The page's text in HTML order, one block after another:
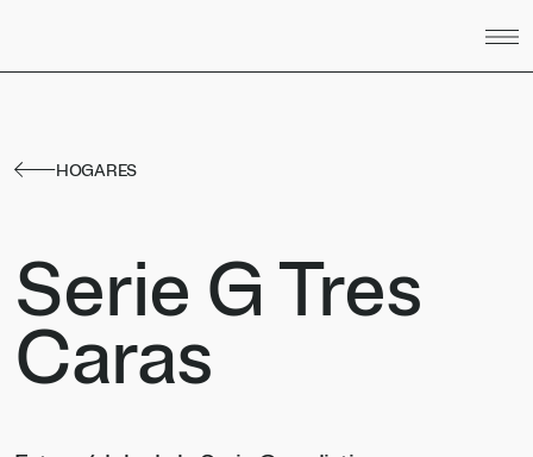
HOGARES
Serie G Tres
Caras